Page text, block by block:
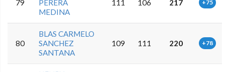
79
PERERA
MEDINA
111 106 217 +75
80
BLAS CARMELO
SANCHEZ
SANTANA
109 111 220 +78